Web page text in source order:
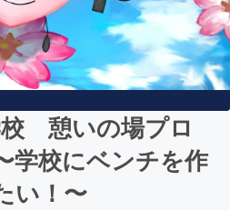
憩いの場プロ
校にベンチを作
い！〜